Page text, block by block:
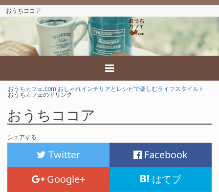
おうちココア
おうちカフェ.com おしゃれインテリアとレシピで楽しむライフスタイル
おうちカフェのドリンク
おうちココア
シェアする
Twitter
Facebook
Google+
はてブ